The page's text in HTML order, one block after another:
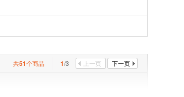
1/3 上一页 下一页
共51个商品